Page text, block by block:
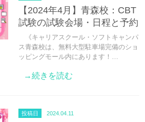
【2024年4月】青森校：CBT
試験の試験会場・日程と予約
《キャリアスクール・ソフトキャンパ
ス青森校は、無料大型駐車場完備のショ
ッピングモール内にあります！…
→続きを読む
投稿日 2024.04.11